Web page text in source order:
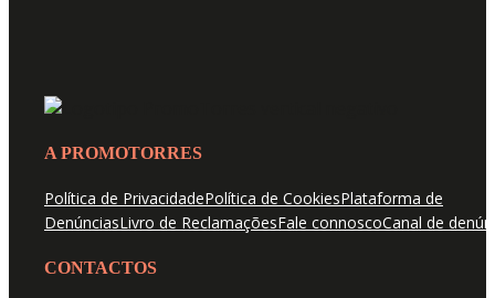
A PROMOTORRES
Política de PrivacidadePolítica de CookiesPlataforma de
DenúnciasLivro de ReclamaçõesFale connoscoCanal de
CONTACTOS